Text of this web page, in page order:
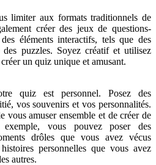
limiter aux formats traditionnels de
créer des jeux de questions-
éléments interactifs, tels que des
puzzles. Soyez créatif et utilisez
un quiz unique et amusant.
quiz est personnel. Posez des
vos souvenirs et vos personnalités.
vous amuser ensemble et de créer de
vous pouvez poser des
drôles que vous avez vécus
personnelles que vous avez
autres.